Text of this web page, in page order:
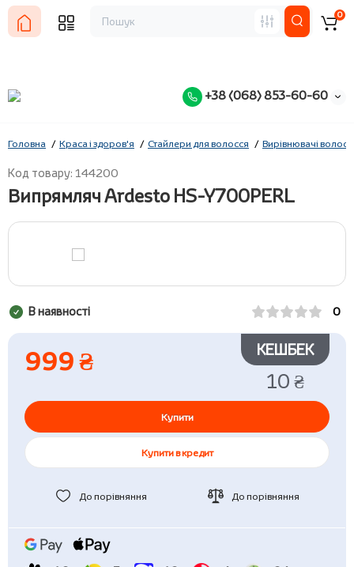
+38 (068) 853-60-60
0
Головна Краса і здоров'я Стайлери для волосся Вирівнювачі
Код товару: 144200
Випрямляч Ardesto HS-Y700PERL
В наявності 0
999 ₴ КЕШБЕК
10 ₴
Купити
Купити в кредит
До порівняння До порівняння